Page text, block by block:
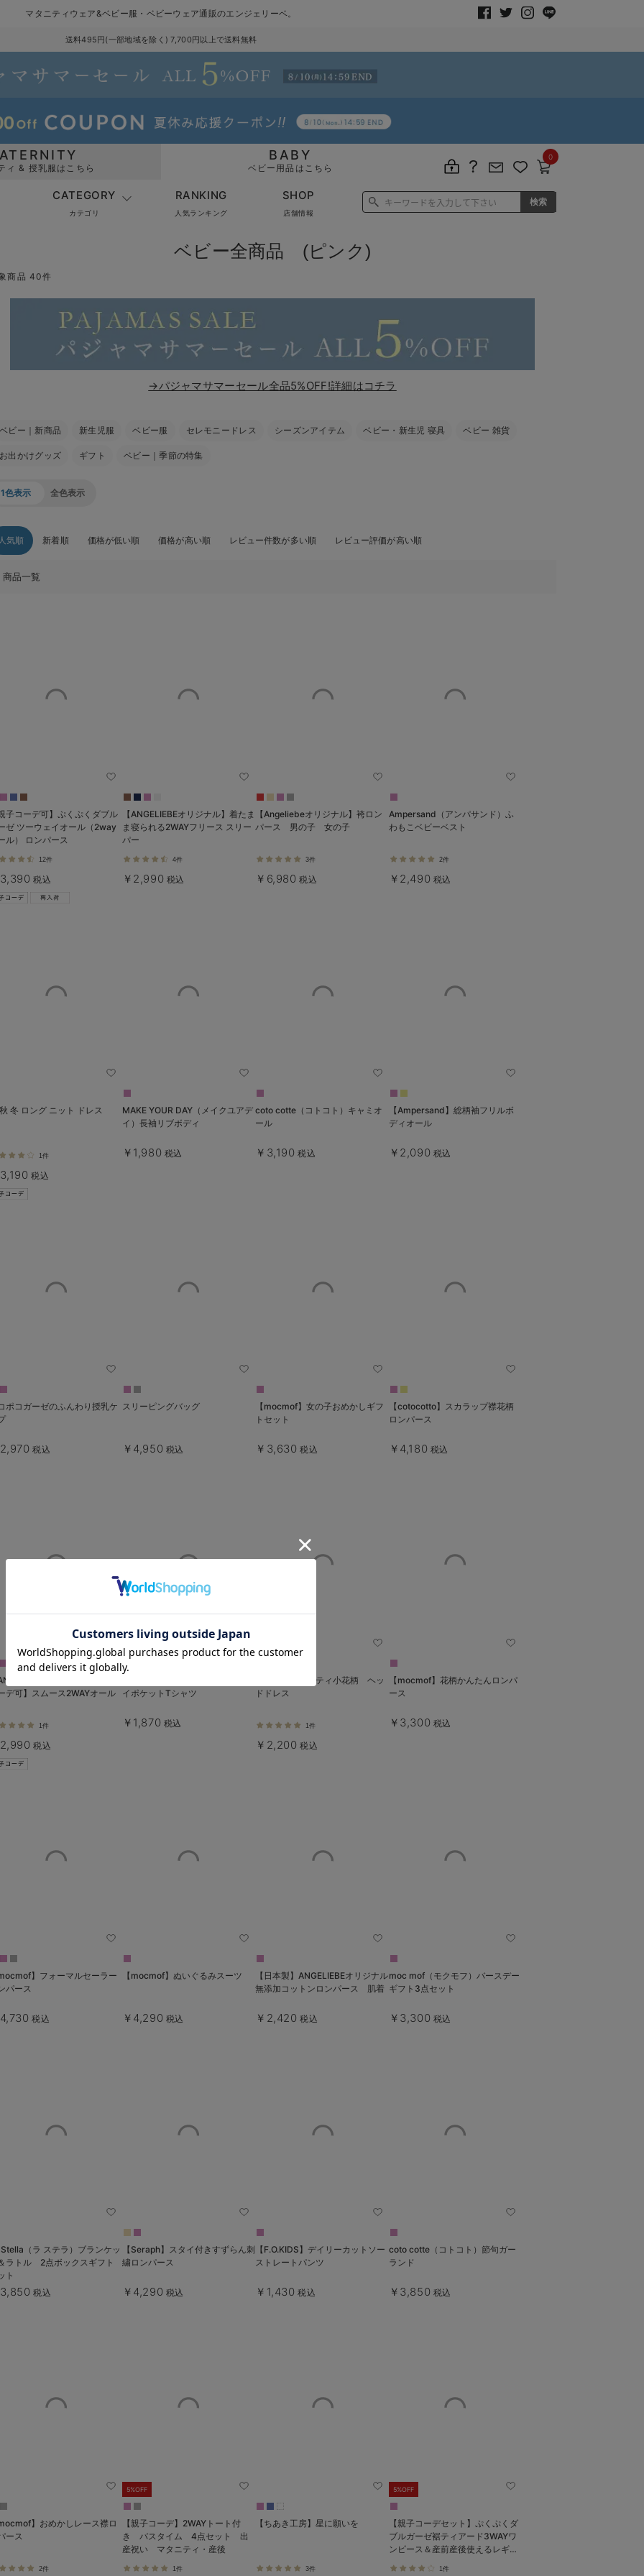
マタニティウェア&ベビー服・ベビーウェア通販のエンジェリーベ。
送料495円(一部地域を除く) 7,700円以上で送料無料
ィ & 授乳服はこちら
BABY
ベビー用品はこちら
0
CATEGORY
カテゴリ
RANKING
人気ランキング
SHOP
店舗情報
ベビー全商品 (ピンク)
商品 40件
→パジャマサマーセール全品5%OFF!詳細はコチラ
ベビー｜新商品 新生児服 ベビー服 セレモニードレス シーズンアイテム ベビー・新生児 寝具 ベビー 雑貨
お出かけグッズ ギフト ベビー｜季節の特集
1色表示 全色表示
人気順 新着順 価格が低い順 価格が高い順 レビュー件数が多い順 レビュー評価が高い順
商品一覧
親子コーデ可】ぷくぷくダブル
ゼ ツーウェイオール（2way
ル） ロンパース
12件
税込
【ANGELIEBEオリジナル】着たま
ま寝られる2WAYフリース スリー
パー
4件
￥2,990 税込
【Angeliebeオリジナル】袴ロン
パース 男の子 女の子
3件
￥6,980 税込
Ampersand（アンパサンド）ふ
わもこベビーベスト
2件
￥2,490 税込
冬 ロング ニット ドレス
1件
税込
MAKE YOUR DAY（メイクユアデ
イ）長袖リブボディ
￥1,980 税込
coto cotte（コトコト）キャミオ
ール
￥3,190 税込
【Ampersand】総柄袖フリルボ
ディオール
￥2,090 税込
ポコガーゼのふんわり授乳ケ
税込
スリーピングバッグ
￥4,950 税込
【mocmof】女の子おめかしギフ
トセット
￥3,630 税込
【cotocotto】スカラップ襟花柄
ロンパース
￥4,180 税込
オリジナル】【親子
デ可】スムース2WAYオール
1件
税込
イポケットTシャツ
￥1,870 税込
【日本製】リバティ小花柄 ヘッ
ドドレス
1件
￥2,200 税込
【mocmof】花柄かんたんロンパ
ース
￥3,300 税込
mocmof】フォーマルセーラー
パース
税込
【mocmof】ぬいぐるみスーツ
￥4,290 税込
【日本製】ANGELIEBEオリジナル
無添加コットンロンパース 肌着
￥2,420 税込
moc mof（モクモフ）バースデー
ギフト3点セット
￥3,300 税込
（ラ ステラ）ブランケッ
ラトル 2点ボックスギフト
ト
税込
【Seraph】スタイ付きすずらん刺
繍ロンパース
￥4,290 税込
【F.O.KIDS】デイリーカットソー
ストレートパンツ
￥1,430 税込
coto cotte（コトコト）節句ガー
ランド
￥3,850 税込
mocmof】おめかしレース襟ロ
ース
2件
5%OFF
【親子コーデ】2WAYトート付
き バスタイム 4点セット 出
産祝い マタニティ・産後
1件
【ちあき工房】星に願いを
3件
5%OFF
【親子コーデセット】ぷくぷくダ
ブルガーゼ裾ティアード3WAYワ
ンピース＆産前産後使えるレギン
1件
お気に入り商品を確認する